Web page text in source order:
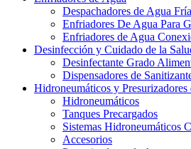
Despachadores de Agua
Enfriadores De Agua Para
Enfriadores de Agua
Desinfección y Cuidado de la
Desinfectante Grado
Dispensadores de
Hidroneumáticos y Presurizadores
Hidroneumáticos
Tanques Precargados
Sistemas Hidroneumáticos
Accesorios